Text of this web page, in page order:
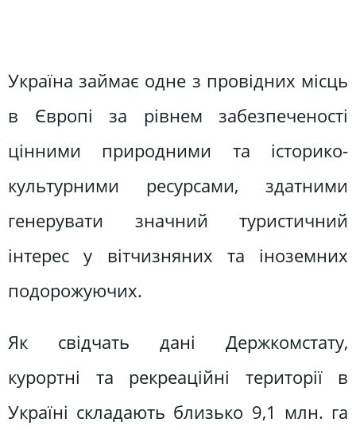
Україна займає одне з провідних місць
в Європі за рівнем забезпеченості
цінними природними та історико-
культурними ресурсами, здатними
генерувати значний туристичний
інтерес у вітчизняних та іноземних
подорожуючих.
Як свідчать дані Держкомстату,
курортні та рекреаційні території в
Україні складають близько 9,1 млн. га